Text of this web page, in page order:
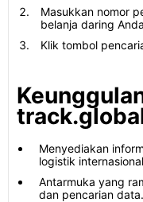
Masukkan nomor
belanja daring
Klik tombol
Menyediakan
logistik
Antarmuka yang
dan pencarian data.